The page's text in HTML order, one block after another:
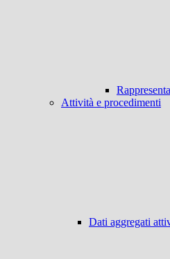
Attività e procedimenti
Dati aggregati